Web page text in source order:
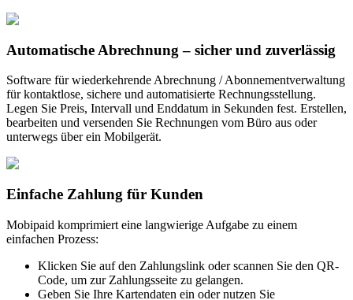
Automatische Abrechnung – sicher und zuverlässig
Software für wiederkehrende Abrechnung / Abonnementverwaltung
für kontaktlose, sichere und automatisierte Rechnungsstellung.
Legen Sie Preis, Intervall und Enddatum in Sekunden fest. Erstellen,
bearbeiten und versenden Sie Rechnungen vom Büro aus oder
unterwegs über ein Mobilgerät.
Einfache Zahlung für Kunden
Mobipaid komprimiert eine langwierige Aufgabe zu einem
einfachen Prozess:
Klicken Sie auf den Zahlungslink oder scannen Sie den QR-
Code, um zur Zahlungsseite zu gelangen.
Geben Sie Ihre Kartendaten ein oder nutzen Sie